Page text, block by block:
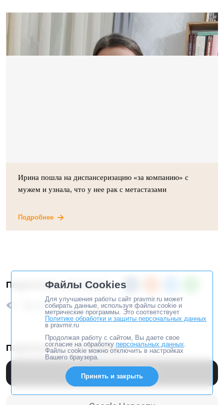
Ирина пошла на диспансеризацию «за компанию» с
мужем и узнала, что у нее рак с метастазами
Подробнее
Поделитесь, это важно
66 477
Подпишитесь на Правмир
Перейти в Дзен
Файлы Cookies
Для улучшения работы сайт pravmir.ru может
собирать данные, используя файлы cookie и
метрические программы. Это соответствует
Политике обработки и защиты персональных данных
в pravmir.ru
Продолжая работу с сайтом, Вы даете свое
согласие на обработку персональных данных.
Файлы cookie можно отключить в настройках
Вашего браузера.
Принять и закрыть